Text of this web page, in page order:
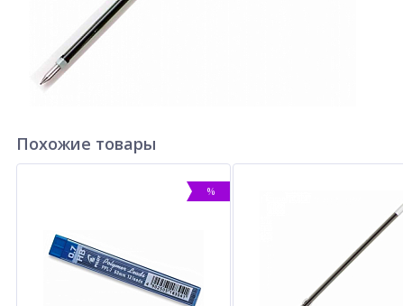
Похожие товары
%